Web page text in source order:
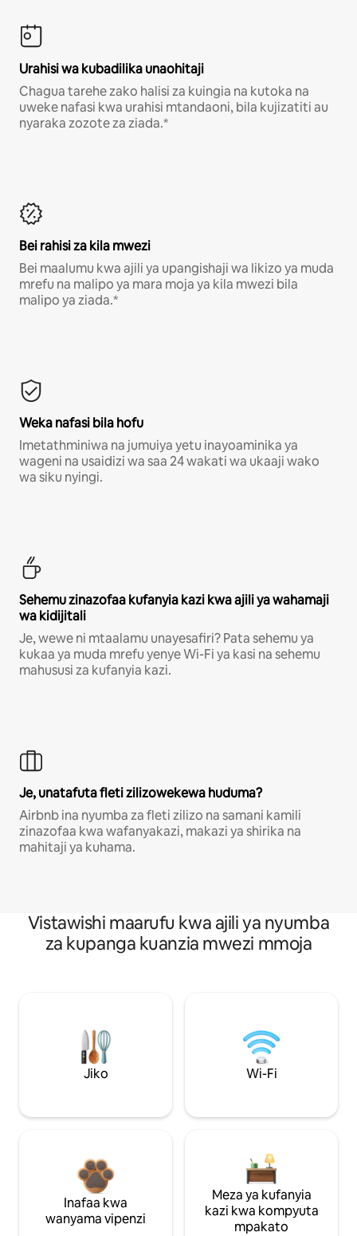
Urahisi wa kubadilika unaohitaji
Chagua tarehe zako halisi za kuingia na kutoka na
uweke nafasi kwa urahisi mtandaoni, bila kujizatiti au
nyaraka zozote za ziada.*
Bei rahisi za kila mwezi
Bei maalumu kwa ajili ya upangishaji wa likizo ya muda
mrefu na malipo ya mara moja ya kila mwezi bila
malipo ya ziada.*
Weka nafasi bila hofu
Imetathminiwa na jumuiya yetu inayoaminika ya
wageni na usaidizi wa saa 24 wakati wa ukaaji wako
wa siku nyingi.
Sehemu zinazofaa kufanyia kazi kwa ajili ya wahamaji
wa kidijitali
Je, wewe ni mtaalamu unayesafiri? Pata sehemu ya
kukaa ya muda mrefu yenye Wi-Fi ya kasi na sehemu
mahususi za kufanyia kazi.
Je, unatafuta fleti zilizowekewa huduma?
Airbnb ina nyumba za fleti zilizo na samani kamili
zinazofaa kwa wafanyakazi, makazi ya shirika na
mahitaji ya kuhama.
Vistawishi maarufu kwa ajili ya nyumba
za kupanga kuanzia mwezi mmoja
Jiko Wi-Fi
Inafaa kwa
wanyama vipenzi
Meza ya kufanyia
kazi kwa kompyuta
mpakato